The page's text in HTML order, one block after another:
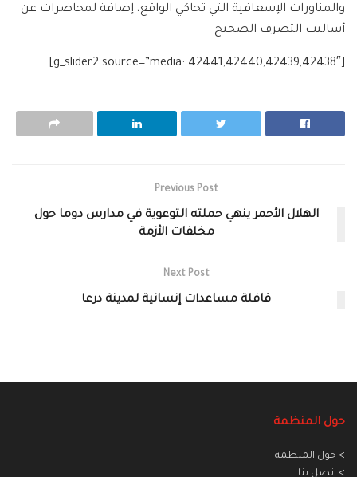
والمناورات الإسعافية التي تحاكي الواقع، إضافة لمحاضرات عن
أساليب التصرف الصحيح
[g_slider2 source=”media: 42441,42440,42439,42438″]
Previous Post
الهلال الأحمر ينهي حملته التوعوية في مدارس دوما حول
مخلفات الأزمة
Next Post
قافلة مساعدات إنسانية لمدينة درعا
حول المنظمة
> حول المنظمة
> اتصل بنا